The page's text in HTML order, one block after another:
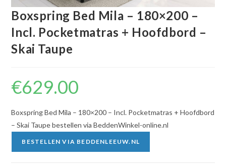
Boxspring Bed Mila – 180×200 –
Incl. Pocketmatras + Hoofdbord –
Skai Taupe
€629.00
Boxspring Bed Mila – 180×200 – Incl. Pocketmatras + Hoofdbord
– Skai Taupe bestellen via BeddenWinkel-online.nl
BESTELLEN VIA BEDDENLEEUW.NL